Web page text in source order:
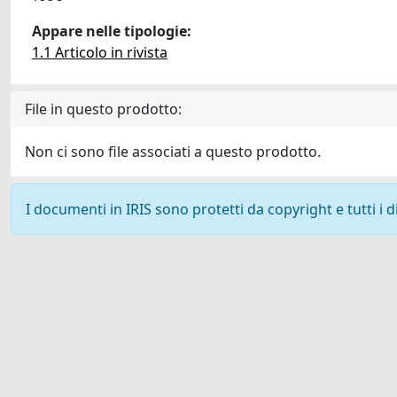
Appare nelle tipologie:
1.1 Articolo in rivista
File in questo prodotto:
Non ci sono file associati a questo prodotto.
I documenti in IRIS sono protetti da copyright e tutti i